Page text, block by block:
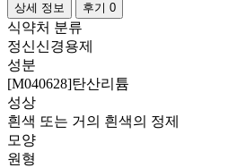
상세 정보 후기 0
식약처 분류
정신신경용제
성분
[M040628]탄산리튬
성상
흰색 또는 거의 흰색의 정제
모양
원형